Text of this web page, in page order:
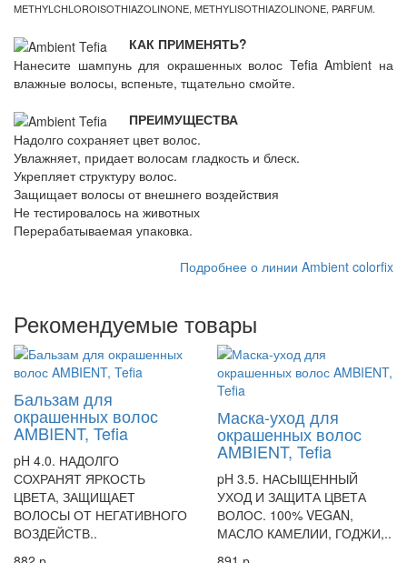
METHYLCHLOROISOTHIAZOLINONE, METHYLISOTHIAZOLINONE, PARFUM.
КАК ПРИМЕНЯТЬ?
Нанесите шампунь для окрашенных волос Tefia Ambient на
влажные волосы, вспеньте, тщательно смойте.
ПРЕИМУЩЕСТВА
Надолго сохраняет цвет волос.
Увлажняет, придает волосам гладкость и блеск.
Укрепляет структуру волос.
Защищает волосы от внешнего воздействия
Не тестировалось на животных
Перерабатываемая упаковка.
Подробнее о линии Ambient colorfix
Рекомендуемые товары
Бальзам для
окрашенных волос
AMBIENT, Tefia
pH 4.0. НАДОЛГО
СОХРАНЯТ ЯРКОСТЬ
ЦВЕТА, ЗАЩИЩАЕТ
ВОЛОСЫ ОТ НЕГАТИВНОГО
ВОЗДЕЙСТВ..
Маска-уход для
окрашенных волос
AMBIENT, Tefia
pH 3.5. НАСЫЩЕННЫЙ
УХОД И ЗАЩИТА ЦВЕТА
ВОЛОС. 100% VEGAN,
МАСЛО КАМЕЛИИ, ГОДЖИ,..